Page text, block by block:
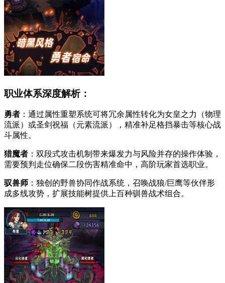
职业体系深度解析：
勇者 ：通过属性重塑系统可将冗余属性转化为女皇之力（物理
流派）或圣剑祝福（元素流派），精准补足格挡暴击等核心战
斗属性。
猎魔者 ：双段式攻击机制带来爆发力与风险并存的操作体验，
需要预判走位确保二段伤害精准命中，高阶玩家首选职业。
驭兽师 ：独创的野兽协同作战系统，召唤战狼/巨鹰等伙伴形
成多线攻势，扩展技能树提供上百种驯兽战术组合。